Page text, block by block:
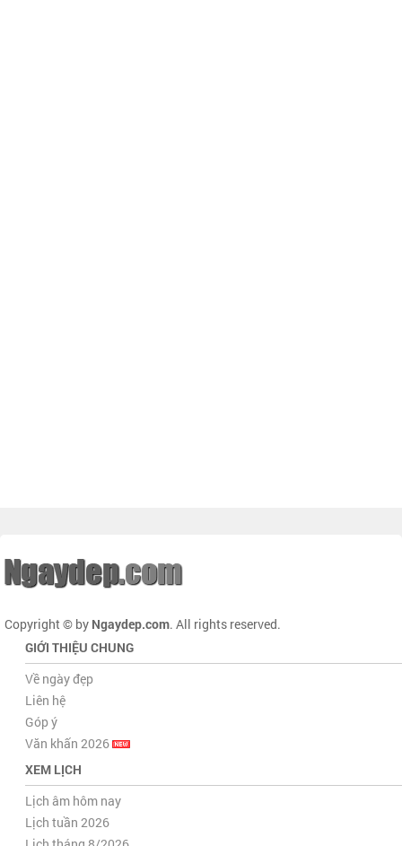
Copyright © by Ngaydep.com. All rights reserved.
GIỚI THIỆU CHUNG
Về ngày đẹp
Liên hệ
Góp ý
Văn khấn 2026
XEM LỊCH
Lịch âm hôm nay
Lịch tuần 2026